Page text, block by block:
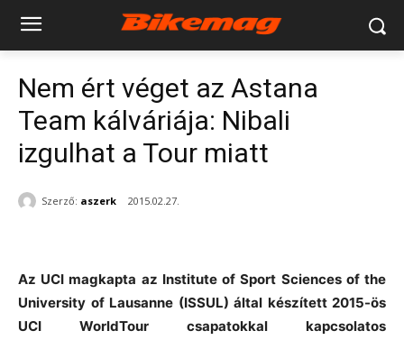
Nem ért véget az Astana
Team kálváriája: Nibali
izgulhat a Tour miatt
Szerző: aszerk 2015.02.27.
Az UCI magkapta az Institute of Sport Sciences of the
University of Lausanne (ISSUL) által készített 2015-ös
UCI WorldTour csapatokkal kapcsolatos